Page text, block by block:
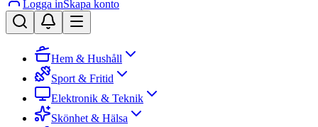
Logga inSkapa konto
Hem & Hushåll
Sport & Fritid
Elektronik & Teknik
Skönhet & Hälsa